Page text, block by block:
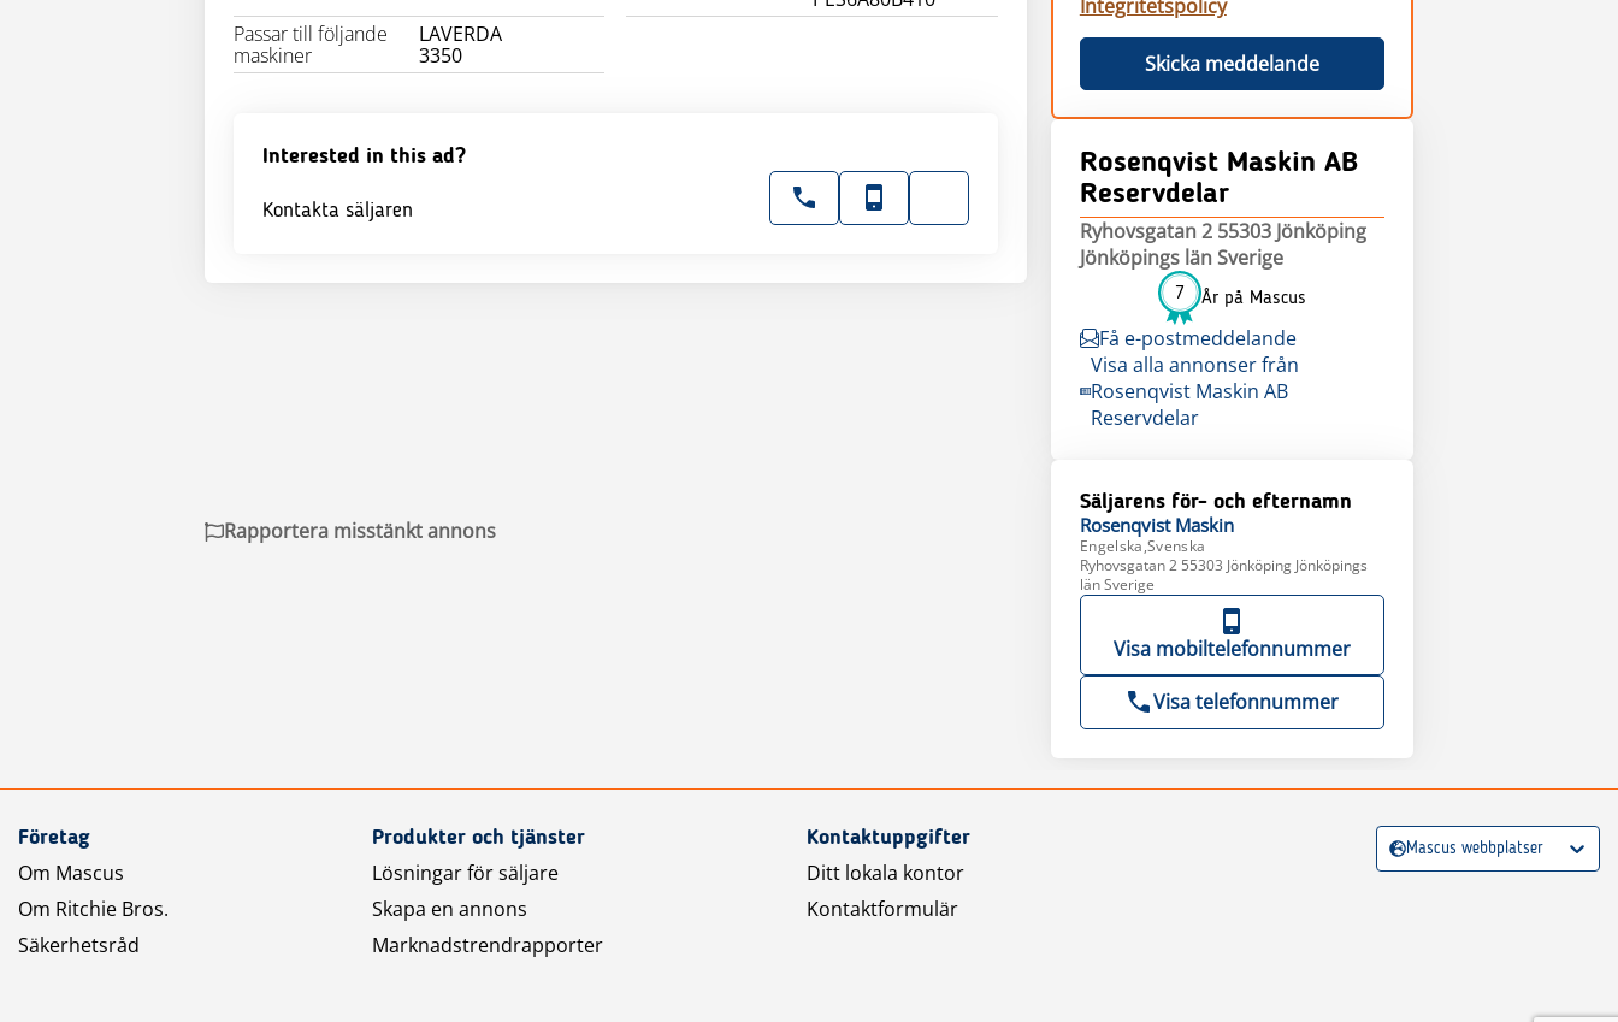
Passar till följande
maskiner
LAVERDA
3350
Interested in this ad?
Kontakta säljaren
Integritetspolicy
Skicka meddelande
Rosenqvist Maskin AB
Reservdelar
Ryhovsgatan 2 55303 Jönköping
Jönköpings län Sverige
7 År på Mascus
Få e-postmeddelande
Visa alla annonser från
Rosenqvist Maskin AB
Reservdelar
Säljarens för- och efternamn
Rosenqvist Maskin
Engelska,Svenska
Ryhovsgatan 2 55303 Jönköping Jönköpings
län Sverige
Visa mobiltelefonnummer
Visa telefonnummer
Rapportera misstänkt annons
Företag
Om Mascus
Om Ritchie Bros.
Säkerhetsråd
Produkter och tjänster
Lösningar för säljare
Skapa en annons
Marknadstrendrapporter
Kontaktuppgifter
Ditt lokala kontor
Kontaktformulär
Mascus webbplatser